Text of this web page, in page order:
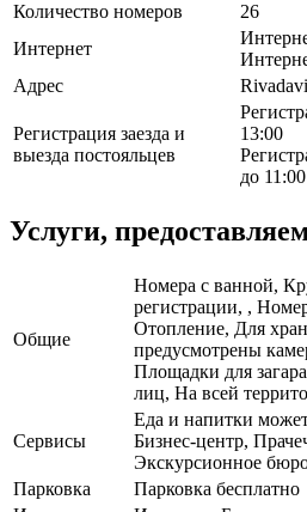
Количество номеров
26
Интернет
Адрес
Регистрация заезда и
выезда постояльцев
13:00
до 11:00
Услуги,
Общие
Номера с ванной,
регистрации, ,
Отопление, Для
предусмотрены
Площадки для
лиц, На всей
Сервисы
Еда и напитки
Бизнес-центр,
Экскурсионное
Парковка
Парковка бесплатно